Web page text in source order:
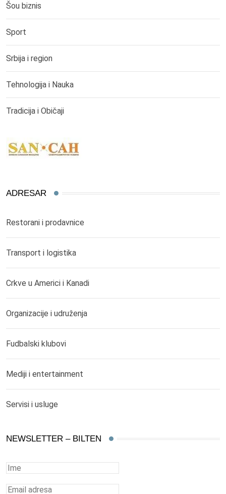
Šou biznis
Sport
Srbija i region
Tehnologija i Nauka
Tradicija i Običaji
ADRESAR
Restorani i prodavnice
Transport i logistika
Crkve u Americi i Kanadi
Organizacije i udruženja
Fudbalski klubovi
Mediji i entertainment
Servisi i usluge
NEWSLETTER – BILTEN